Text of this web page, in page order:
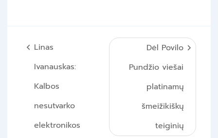
Navigacija
įrašų
Linas
Ivanauskas:
Kalbos
nesutvarko
elektronikos
Dėl Povilo
Pundžio viešai
platinamų
šmeižikiškų
teiginių